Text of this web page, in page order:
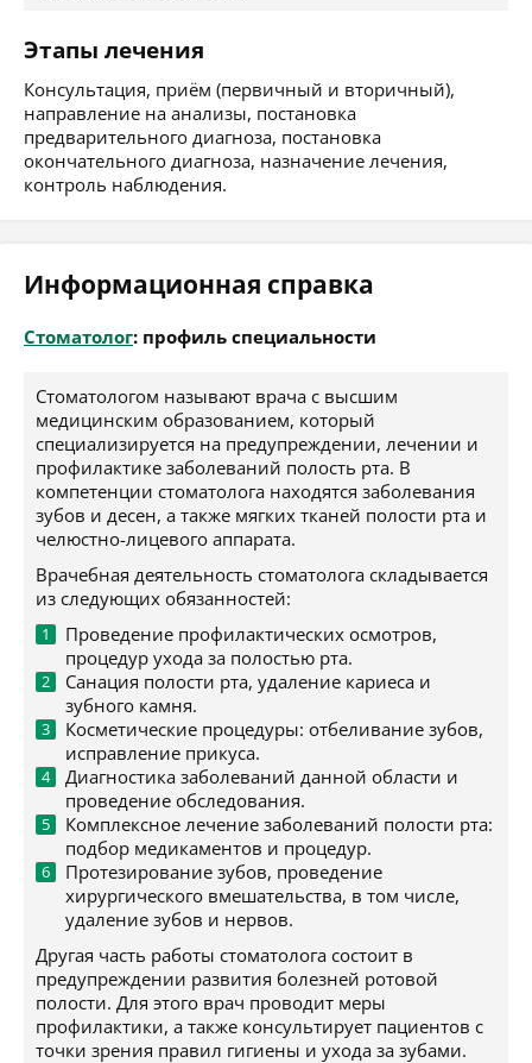
Этапы лечения
Консультация, приём (первичный и вторичный),
направление на анализы, постановка
предварительного диагноза, постановка
окончательного диагноза, назначение лечения,
контроль наблюдения.
Информационная справка
Стоматолог: профиль специальности
Стоматологом называют врача с высшим
медицинским образованием, который
специализируется на предупреждении, лечении и
профилактике заболеваний полость рта. В
компетенции стоматолога находятся заболевания
зубов и десен, а также мягких тканей полости рта и
челюстно-лицевого аппарата.
Врачебная деятельность стоматолога складывается
из следующих обязанностей:
Проведение профилактических осмотров,
процедур ухода за полостью рта.
Санация полости рта, удаление кариеса и
зубного камня.
Косметические процедуры: отбеливание зубов,
исправление прикуса.
Диагностика заболеваний данной области и
проведение обследования.
Комплексное лечение заболеваний полости рта:
подбор медикаментов и процедур.
Протезирование зубов, проведение
хирургического вмешательства, в том числе,
удаление зубов и нервов.
Другая часть работы стоматолога состоит в
предупреждении развития болезней ротовой
полости. Для этого врач проводит меры
профилактики, а также консультирует пациентов с
точки зрения правил гигиены и ухода за зубами.